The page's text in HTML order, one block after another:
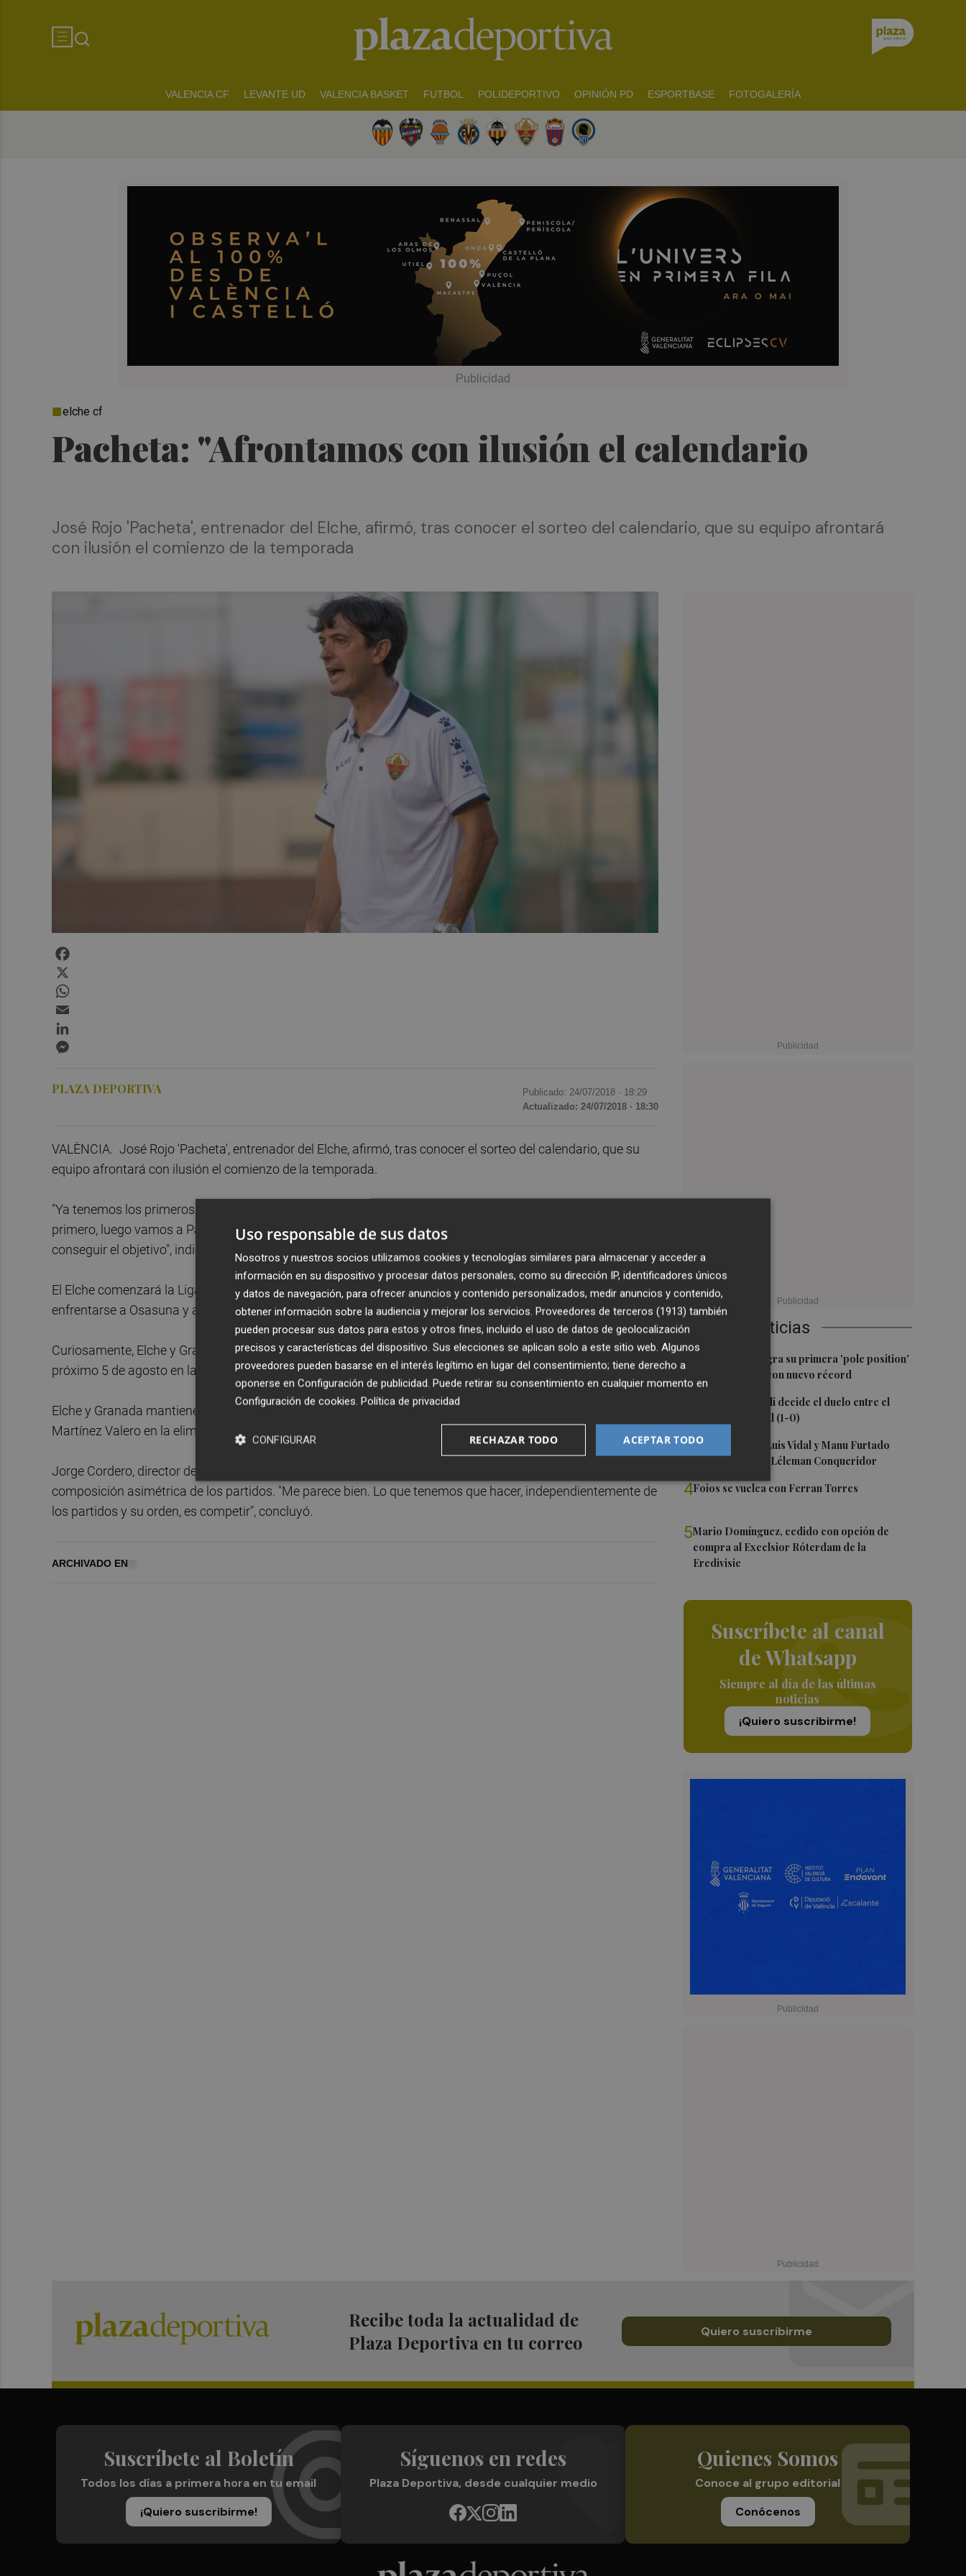
VALENCIA CF LEVANTE UD VALENCIA BASKET FUTBOL POLIDEPORTIVO OPINIÓN PD ESPORTBASE FOTOGALERÍA
Pacheta: "Afrontamos con ilusión el calendario
elche cf
José Rojo 'Pacheta', entrenador del Elche, afirmó, tras conocer el sorteo del calendario, que su equipo afrontará
con ilusión el comienzo de la temporada
Últimas Noticias
1
Jorge Martín logra su primera 'pole position'
en Silverstone, con nuevo récord
Un gol de Bardeli decide el duelo entre el
Levante y su filial (1-0)
3Nacho Huerta, Luis Vidal y Manu Furtado
renuevan con el Léleman Conqueridor
4Foios se vuelca con Ferran Torres
5Mario Domínguez, cedido con opción de
compra al Excelsior Róterdam de la
Eredivisie
Suscríbete al canal
de Whatsapp
Siempre al día de las últimas
noticias
¡Quiero suscribirme!
PLAZA DEPORTIVA Publicado: 24/07/2018 · 18:29
Actualizado: 24/07/2018 · 18:30
VALÈNCIA. José Rojo 'Pacheta', entrenador del Elche, afirmó, tras conocer el sorteo del calendario, que su
equipo afrontará con ilusión el comienzo de la temporada.
"Ya tenemos los primeros gatos en la barriga. Cualquier rival iba a ser complicado. Nos toca Granada
primero, luego vamos a Pamplona... Da igual. Vamos a afrontarlo con toda la ilusión que tenemos para
conseguir el objetivo", indicó el técnico.
El Elche comenzará la Liga como local ante el Granada, su primer desplazamiento será a Pamplona para
enfrentarse a Osasuna y acabará la temporada en Málaga, ante otro histórico de la competición.
Curiosamente, Elche y Granada también se van a enfrentar en un partido amistoso de preparación el
próximo 5 de agosto en las instalaciones del Real Club de Golf de Campoamor.
Elche y Granada mantienen una histórica rivalidad desde que el equipo andaluz logró el ascenso en el
Martínez Valero en la eliminatoria final de la promoción de la temporada 2010-11.
Jorge Cordero, director deportivo del Elche, restó importancia al orden de los enfrentamientos y a la
composición asimétrica de los partidos. "Me parece bien. Lo que tenemos que hacer, independientemente de
los partidos y su orden, es competir", concluyó.
ARCHIVADO EN
Recibe toda la actualidad de
Plaza Deportiva en tu correo
Quiero suscribirme
Suscríbete al Boletín
Todos los días a primera hora en tu email
¡Quiero suscribirme!
Síguenos en redes
Plaza Deportiva, desde cualquier medio
Quienes Somos
Conoce al grupo editorial
Conócenos
Uso responsable de sus datos
Nosotros y nuestros socios utilizamos cookies y tecnologías similares para almacenar y acceder a
información en su dispositivo y procesar datos personales, como su dirección IP, identificadores únicos
y datos de navegación, para ofrecer anuncios y contenido personalizados, medir anuncios y contenido,
obtener información sobre la audiencia y mejorar los servicios. Proveedores de terceros (1913) también
pueden procesar sus datos para estos y otros fines, incluido el uso de datos de geolocalización
precisos y características del dispositivo. Sus elecciones se aplican solo a este sitio web. Algunos
proveedores pueden basarse en el interés legítimo en lugar del consentimiento; tiene derecho a
oponerse en Configuración de publicidad. Puede retirar su consentimiento en cualquier momento en
Configuración de cookies. Política de privacidad
ACEPTAR TODO
RECHAZAR TODO
CONFIGURAR